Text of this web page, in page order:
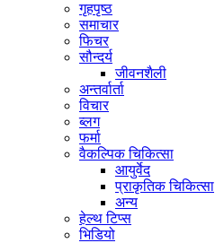
गृहपृष्ठ
समाचार
फिचर
सौन्दर्य
जीवनशैली
अन्तर्वार्ता
विचार
ब्लग
फर्मा
वैकल्पिक चिकित्सा
आयुर्वेद
प्राकृतिक चिकित्सा
अन्य
हेल्थ टिप्स
भिडियो